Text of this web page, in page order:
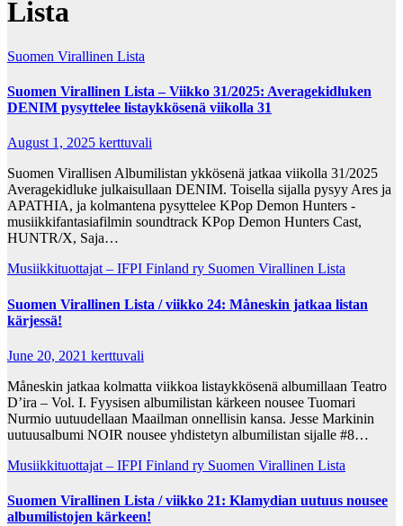
Lista
Suomen Virallinen Lista
Suomen Virallinen Lista – Viikko 31/2025: Averagekidluken
DENIM pysyttelee listaykkösenä viikolla 31
August 1, 2025 kerttuvali
Suomen Virallisen Albumilistan ykkösenä jatkaa viikolla 31/2025
Averagekidluke julkaisullaan DENIM. Toisella sijalla pysyy Ares ja
APATHIA, ja kolmantena pysyttelee KPop Demon Hunters -
musiikkifantasiafilmin soundtrack KPop Demon Hunters Cast,
HUNTR/X, Saja…
Musiikkituottajat – IFPI Finland ry Suomen Virallinen Lista
Suomen Virallinen Lista / viikko 24: Måneskin jatkaa listan
kärjessä!
June 20, 2021 kerttuvali
Måneskin jatkaa kolmatta viikkoa listaykkösenä albumillaan Teatro
D’ira – Vol. I. Fyysisen albumilistan kärkeen nousee Tuomari
Nurmio uutuudellaan Maailman onnellisin kansa. Jesse Markinin
uutuusalbumi NOIR nousee yhdistetyn albumilistan sijalle #8…
Musiikkituottajat – IFPI Finland ry Suomen Virallinen Lista
Suomen Virallinen Lista / viikko 21: Klamydian uutuus nousee
albumilistojen kärkeen!